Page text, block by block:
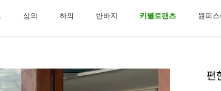
상의 하의 반바지 키별로팬츠 원피
편